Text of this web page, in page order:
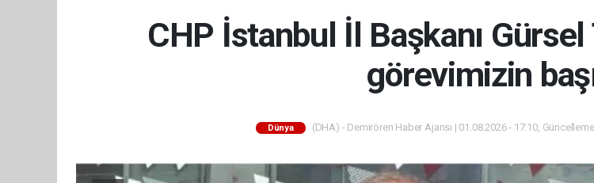
CHP İstanbul İl Başkanı Gürsel
görevimizin
Dünya (DHA) - Demirören Haber Ajansı | 01.08.2026 - 17:10,